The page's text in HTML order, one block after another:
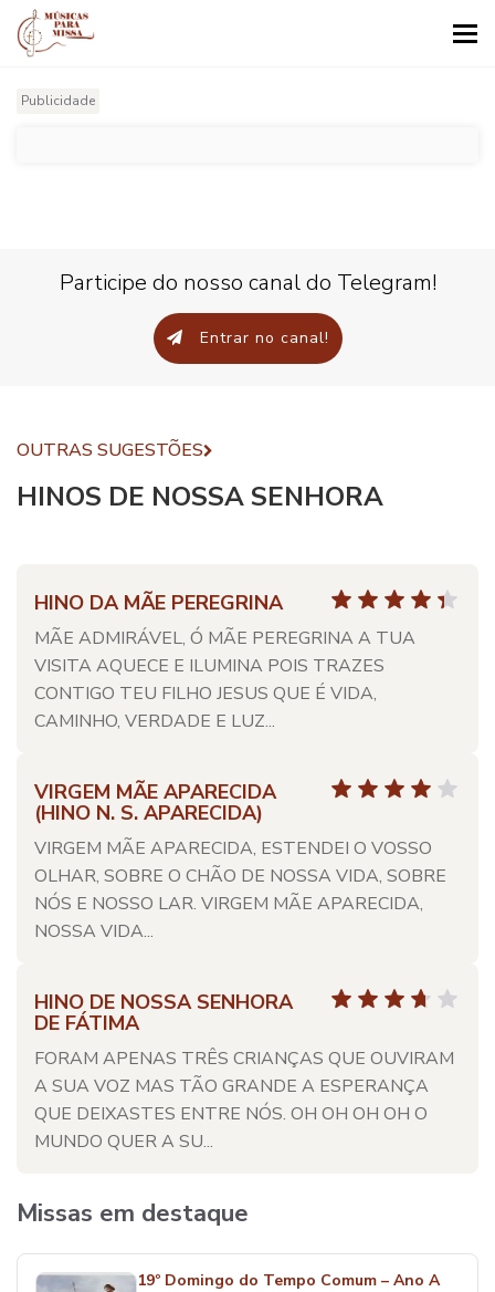
Publicidade
Participe do nosso canal do Telegram!
Entrar no canal!
OUTRAS SUGESTÕES
HINOS DE NOSSA SENHORA
HINO DA MÃE PEREGRINA
MÃE ADMIRÁVEL, Ó MÃE PEREGRINA A TUA
VISITA AQUECE E ILUMINA POIS TRAZES
CONTIGO TEU FILHO JESUS QUE É VIDA,
CAMINHO, VERDADE E LUZ...
VIRGEM MÃE APARECIDA
(HINO N. S. APARECIDA)
VIRGEM MÃE APARECIDA, ESTENDEI O VOSSO
OLHAR, SOBRE O CHÃO DE NOSSA VIDA, SOBRE
NÓS E NOSSO LAR. VIRGEM MÃE APARECIDA,
NOSSA VIDA...
HINO DE NOSSA SENHORA
DE FÁTIMA
FORAM APENAS TRÊS CRIANÇAS QUE OUVIRAM
A SUA VOZ MAS TÃO GRANDE A ESPERANÇA
QUE DEIXASTES ENTRE NÓS. OH OH OH OH O
MUNDO QUER A SU...
Missas em destaque
19º Domingo do Tempo Comum – Ano A